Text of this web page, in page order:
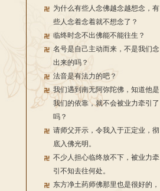
为什么有些人念佛越念越想念，有
些人念着念着就不想念了？
临终时念不出佛能不能往生？
名号是自己主动而来，不是我们念
出来的吗？
法音是有法力的吧？
我们遇到南无阿弥陀佛，知道他是
我们的依靠，就不会被业力牵引了
吗？
请师父开示，令我入于正定业，彻
底入佛光明。
不少人担心临终放不下，被业力牵
引不知去往何处。
东方净土药师佛那里也是很好的，